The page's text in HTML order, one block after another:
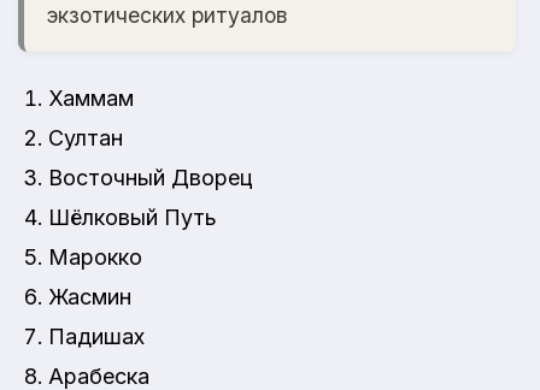
экзотических ритуалов
Хаммам
Султан
Восточный Дворец
Шёлковый Путь
Марокко
Жасмин
Падишах
Арабеска